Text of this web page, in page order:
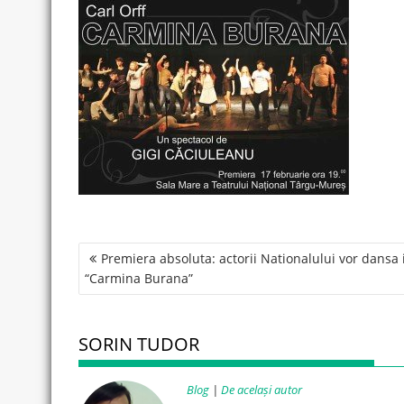
Post
navigation
Premiera absoluta: actorii Nationalului vor dansa
“Carmina Burana”
SORIN TUDOR
Blog | De același autor